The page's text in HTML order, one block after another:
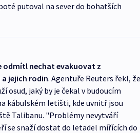
putoval na sever do bohatších
odmítl nechat evakuovat z
jejich rodin. Agentuře Reuters řekl, že
osud, jaký by je čekal v budoucím
kábulském letišti, kde uvnitř jsou
Talibanu. "Problémy nevytváří
se snaží dostat do letadel mířících do